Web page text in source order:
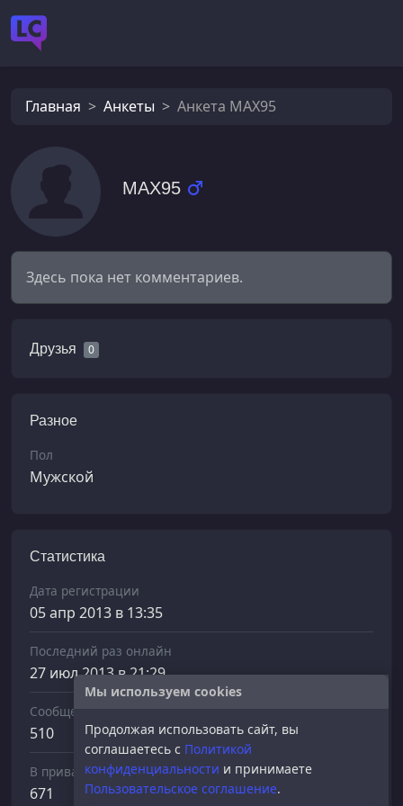
Главная Анкеты Анкета MAX95
MAX95
Здесь пока нет комментариев.
Друзья 0
Разное
Пол
Мужской
Статистика
Дата регистрации
05 апр 2013 в 13:35
Последний раз онлайн
27 июл 2013 в 21:29
Сообщений отправлено
510
В приват
671
Мы используем cookies
Продолжая использовать сайт, вы
соглашаетесь с Политикой
конфиденциальности и принимаете
Пользовательское соглашение.